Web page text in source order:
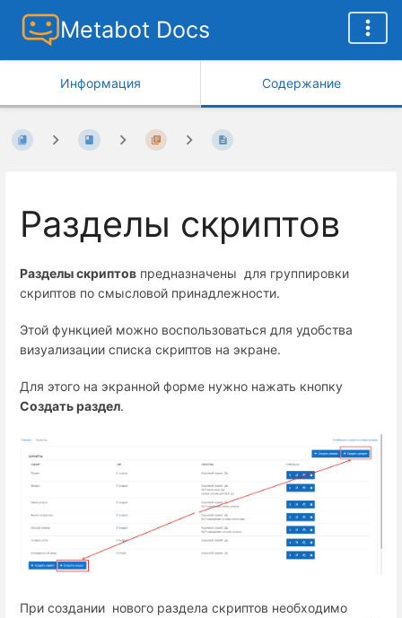
Metabot Docs
Информация Содержание
Разделы скриптов
Разделы скриптов предназначены для группировки
скриптов по смысловой принадлежности.
Этой функцией можно воспользоваться для удобства
визуализации списка скриптов на экране.
Для этого на экранной форме нужно нажать кнопку
Создать раздел.
При создании нового раздела скриптов необходимо